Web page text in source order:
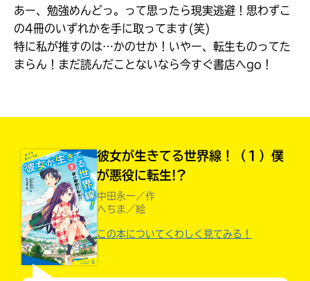
読みたい本が
見つかる
本を飛び出して
みんなとおしゃべり
できる掲示板
あー、勉強めんどっ。って思ったら現実逃避！思わずこ
の4冊のいずれかを手に取ってます(笑)
特に私が推すのは…かのせか！いやー、転生ものってた
まらん！まだ読んだことないなら今すぐ書店へgo！
彼女が生きてる世界線！（１）僕
が悪役に転生!?
中田永一／作
へちま／絵
この本についてくわしく見てみる！